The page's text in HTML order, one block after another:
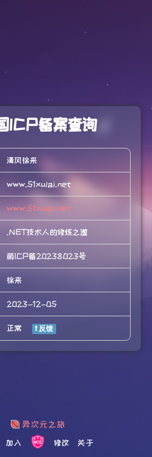
ICP备案查询
清风徐来
www.51xulai.net
www.51xulai.net
.NET技术人的修炼之道
萌ICP备20238023号
徐来
2023-12-05
正常
加入 修改 关于